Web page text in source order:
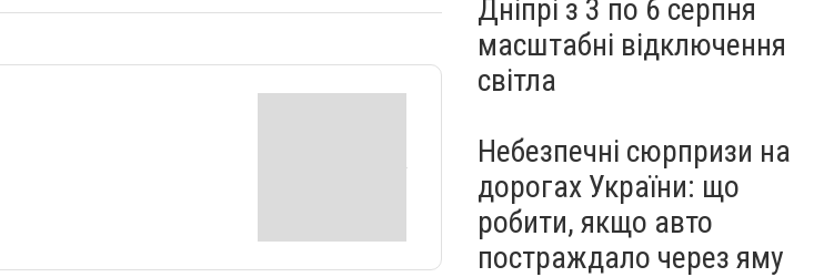
Дніпрі з 3 по 6 серпня
масштабні відключення
світла
Небезпечні сюрпризи на
дорогах України: що
робити, якщо авто
постраждало через яму